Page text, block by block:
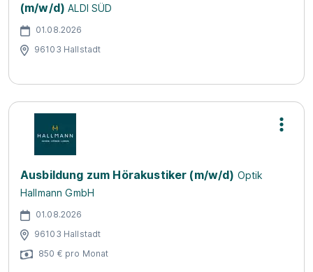
(m/w/d) ALDI SÜD
01.08.2026
96103 Hallstadt
Ausbildung zum Hörakustiker (m/w/d) Optik
Hallmann GmbH
01.08.2026
96103 Hallstadt
850 € pro Monat